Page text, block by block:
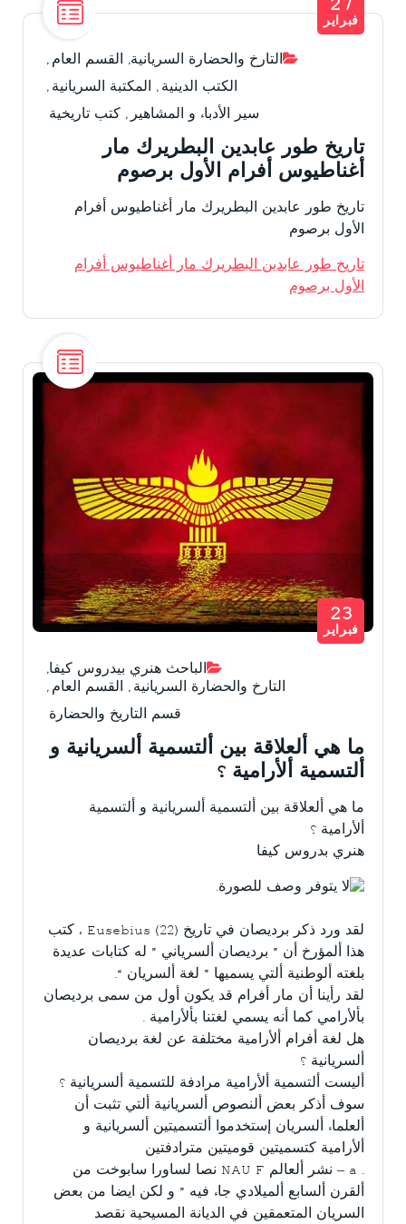
التارخ والحضارة السريانية, القسم العام ,
الكتب الدينية , المكتبة السريانية ,
سير الأدباء و المشاهير , كتب تاريخية
27
فبراير
تاريخ طور عابدين البطريرك مار
أغناطيوس أفرام الأول برصوم
تاريخ طور عابدين البطريرك مار أغناطيوس أفرام
الأول برصوم
تاريخ طور عابدين البطريرك مار أغناطيوس أفرام
الأول برصوم
الباحث هنري بيدروس كيفا,
التارخ والحضارة السريانية , القسم العام ,
قسم التاريخ والحضارة
23
فبراير
ما هي ألعلاقة بين ألتسمية ألسريانية و
ألتسمية ألأرامية ؟
ما هي ألعلاقة بين ألتسمية ألسريانية و ألتسمية
ألأرامية ؟
هنري بدروس كيفا
لقد ورد ذكر برديصان في تاريخ (Eusebius (22 ، كتب
هذا ألمؤرخ أن ” برديصان ألسرياني ” له كتابات عديدة
بلغته ألوطنية ألتي يسميها ” لغة ألسريان “.
لقد رأينا أن مار أفرام قد يكون أول من سمى برديصان
بألأرامي كما أنه يسمي لغتنا بألأرامية .
هل لغة أفرام ألأرامية مختلفة عن لغة برديصان
ألسريانية ؟
أليست ألتسمية ألأرامية مرادفة للتسمية ألسريانية ؟
سوف أذكر بعض ألنصوص ألسريانية ألتي تثبت أن
ألعلماء ألسريان إستخدموا ألتسميتين ألسريانية و
ألأرامية كتسميتين قوميتين مترادفتين
. a – نشر ألعالم NAU F نصا لساورا سابوخت من
ألقرن ألسابع ألميلادي جاء فيه ” و لكن ايضا من بعض
السريان المتعمقين في الديانة المسيحية نقصد